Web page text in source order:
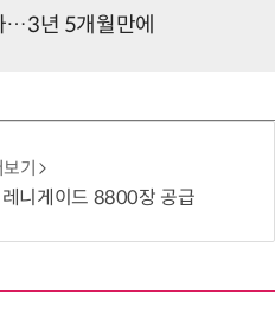
…3년 5개월만에
기
니게이드 8800장 공급